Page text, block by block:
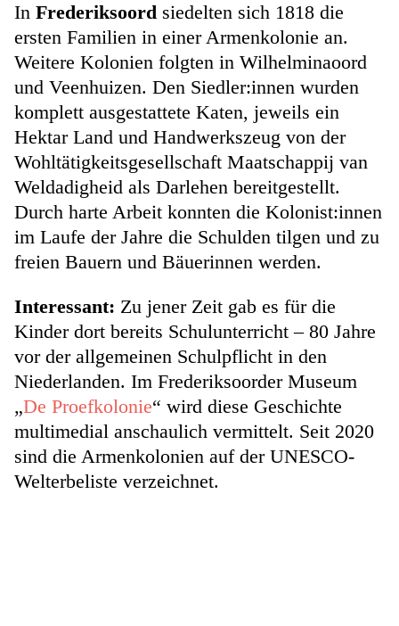
In Frederiksoord siedelten sich 1818 die
ersten Familien in einer Armenkolonie an.
Weitere Kolonien folgten in Wilhelminaoord
und Veenhuizen. Den Siedler:innen wurden
komplett ausgestattete Katen, jeweils ein
Hektar Land und Handwerkszeug von der
Wohltätigkeitsgesellschaft Maatschappij van
Weldadigheid als Darlehen bereitgestellt.
Durch harte Arbeit konnten die Kolonist:innen
im Laufe der Jahre die Schulden tilgen und zu
freien Bauern und Bäuerinnen werden.
Interessant: Zu jener Zeit gab es für die
Kinder dort bereits Schulunterricht – 80 Jahre
vor der allgemeinen Schulpflicht in den
Niederlanden. Im Frederiksoorder Museum
„De Proefkolonie“ wird diese Geschichte
multimedial anschaulich vermittelt. Seit 2020
sind die Armenkolonien auf der UNESCO-
Welterbeliste verzeichnet.